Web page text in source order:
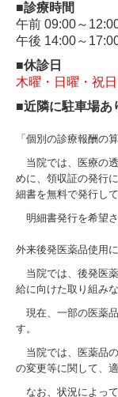
■診療時間
午前 09:00～
午後 14:00～
■休診日
木曜・日曜・祝日
■近隣に駐車場あ
「個別の診療報酬の
当院では、医療の
めに、領収証の発行
細書を無料で発行して
明細書発行を希望さ
外来後発医薬品使用
当院では、後発医
給に向けた取り組み
現在、一部の医薬
す。
当院では、医薬品
の変更等に関して、
なお、状況によっ